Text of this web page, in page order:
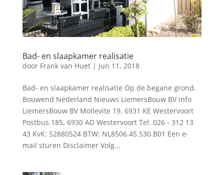
Bad- en slaapkamer realisatie
door Frank van Huet| jun 11, 2018
Bad- en slaapkamer realisatie Op de begane grond.
Bouwend Nederland Nieuws LiemersBouw BV info
LiemersBouw BV Mollevite 19, 6931 KE Westervoort
Postbus 185, 6930 AD Westervoort Tel: 026 - 312 13
43 KvK: 52880524 BTW: NL8506.45.530.B01 Een e-
mail sturen Disclaimer Volg...